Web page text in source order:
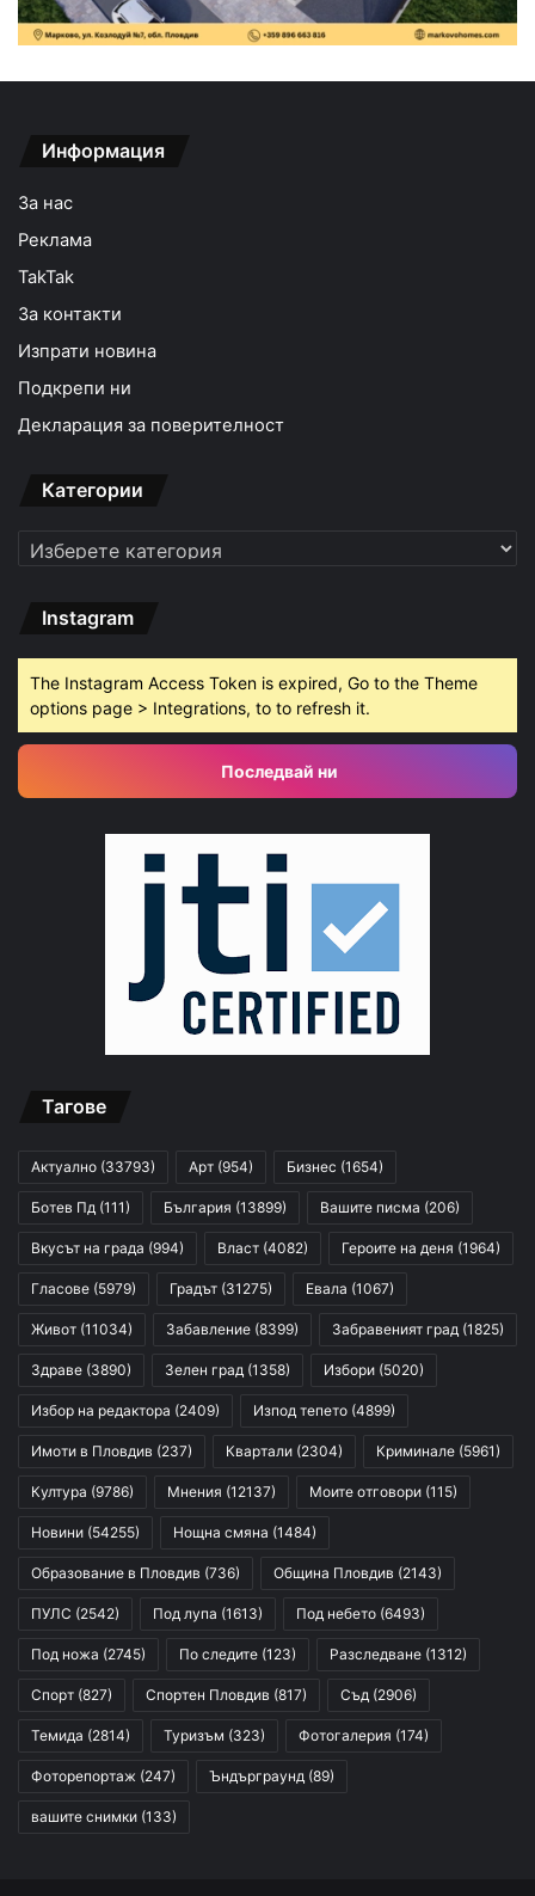
Информация
За нас
Реклама
TakTak
За контакти
Изпрати новина
Подкрепи ни
Декларация за поверителност
Категории
Категории
Instagram
The Instagram Access Token is expired, Go to the Theme
options page > Integrations, to to refresh it.
Последвай ни
Тагове
Актуално (33793) Арт (954) Бизнес (1654)
Ботев Пд (111) България (13899) Вашите писма (206)
Вкусът на града (994) Власт (4082) Героите на деня (1964)
Гласове (5979) Градът (31275) Евала (1067)
Живот (11034) Забавление (8399) Забравеният град (1825)
Здраве (3890) Зелен град (1358) Избори (5020)
Избор на редактора (2409) Изпод тепето (4899)
Имоти в Пловдив (237) Квартали (2304) Криминале (5961)
Култура (9786) Мнения (12137) Моите отговори (115)
Новини (54255) Нощна смяна (1484)
Образование в Пловдив (736) Община Пловдив (2143)
ПУЛС (2542) Под лупа (1613) Под небето (6493)
Под ножа (2745) По следите (123) Разследване (1312)
Спорт (827) Спортен Пловдив (817) Съд (2906)
Темида (2814) Туризъм (323) Фотогалерия (174)
Фоторепортаж (247) Ъндърграунд (89)
вашите снимки (133)